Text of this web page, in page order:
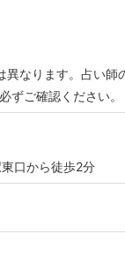
異なります。占い師
ずご確認ください。
口から徒歩2分